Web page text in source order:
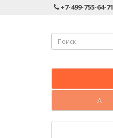
+7-499-755-64-71
А